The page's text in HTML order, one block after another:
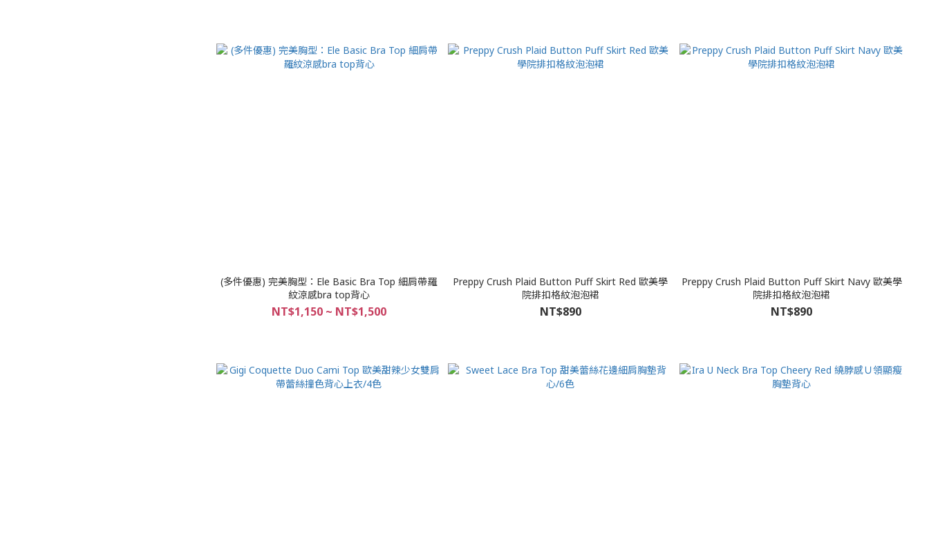
(多件優惠) 完美胸型：Ele Basic Bra Top 細肩帶羅
紋涼感bra top背心
NT$1,150 ~ NT$1,500
Preppy Crush Plaid Button Puff Skirt Red 歐美學
院排扣格紋泡泡裙
NT$890
Preppy Crush Plaid Button Puff Skirt Navy 歐美學
院排扣格紋泡泡裙
NT$890